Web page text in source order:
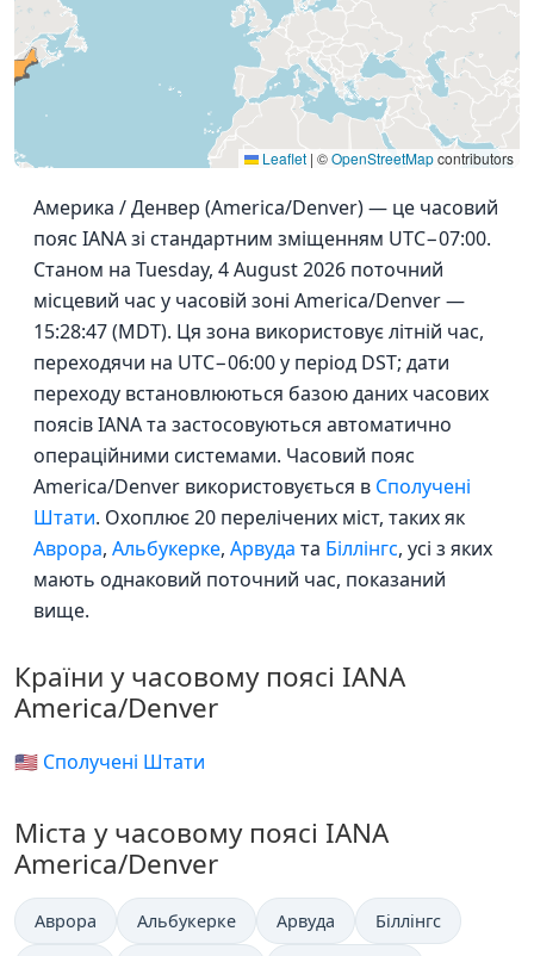
Leaflet | ©OpenStreetMapcontributors
Америка / Денвер (America/Denver) — це часовий
пояс IANA зі стандартним зміщенням UTC−07:00.
Станом на Tuesday, 4 August 2026 поточний
місцевий час у часовій зоні America/Denver —
15:28:47 (MDT). Ця зона використовує літній час,
переходячи на UTC−06:00 у період DST; дати
переходу встановлюються базою даних часових
поясів IANA та застосовуються автоматично
операційними системами. Часовий пояс
America/Denver використовується в Сполучені
Штати. Охоплює 20 перелічених міст, таких як
Аврора, Альбукерке, Арвуда та Біллінгс, усі з яких
мають однаковий поточний час, показаний
вище.
Країни у часовому поясі IANA
America/Denver
🇺🇸 Сполучені Штати
Міста у часовому поясі IANA
America/Denver
Аврора Альбукерке Арвуда Біллінгс